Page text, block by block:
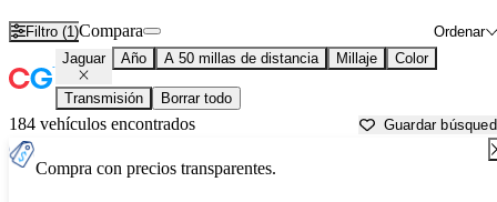
Filtro (1) Ordenar
Compara
Jaguar Año A 50 millas de distancia Millaje Color
Transmisión Borrar todo
184 vehículos encontrados Guardar
Compra con precios transparentes.